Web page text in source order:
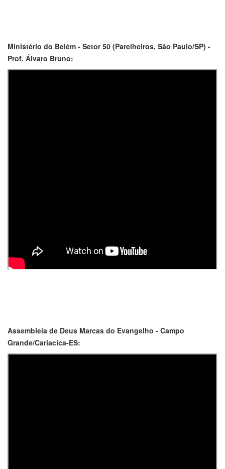
Ministério do Belém - Setor 50 (Parelheiros, São Paulo/SP) -
Prof. Álvaro Bruno:
Assembleia de Deus Marcas do Evangelho - Campo
Grande/Cariacica-ES: